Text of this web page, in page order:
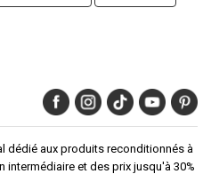
dédié aux produits reconditionnés à
intermédiaire et des prix jusqu'à 30%